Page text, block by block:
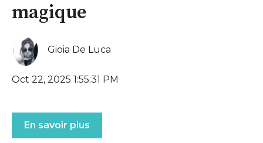
magique
Gioia De Luca
Oct 22, 2025 1:55:31 PM
En savoir plus